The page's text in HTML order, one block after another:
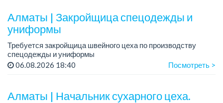
Алматы | Закройщица спецодежды и
униформы
Требуется закройщица швейного цеха по производству
спецодежды и униформы
Рабочий день с 9:00 до 18:00
06.08.2026 18:40 Посмотреть >
Алматы | Начальник сухарного цеха.